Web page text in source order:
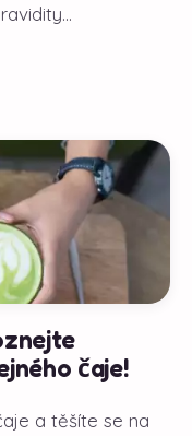
čaje!
a těšíte se na